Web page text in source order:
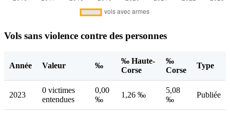
Vols sans violence contre des personnes
Année Valeur ‰
‰ Haute-
Corse
‰
Corse
Type
2023
0 victimes
entendues
0,00
‰
1,26 ‰
5,08
‰
Publiée